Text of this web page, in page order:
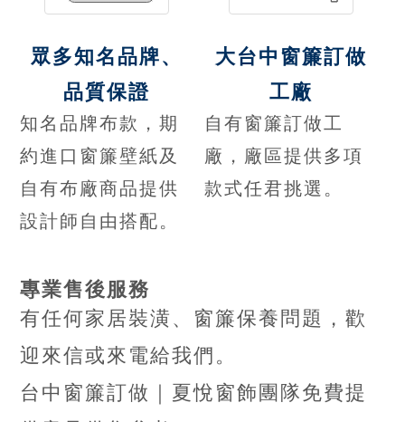
眾多知名品牌、
品質保證
知名品牌布款，期
約進口窗簾壁紙及
自有布廠商品提供
設計師自由搭配。
大台中窗簾訂做
工廠
自有窗簾訂做工
廠，廠區提供多項
款式任君挑選。
專業售後服務
有任何家居裝潢、窗簾保養問題，歡
迎來信或來電給我們。
台中窗簾訂做｜夏悅窗飾團隊免費提